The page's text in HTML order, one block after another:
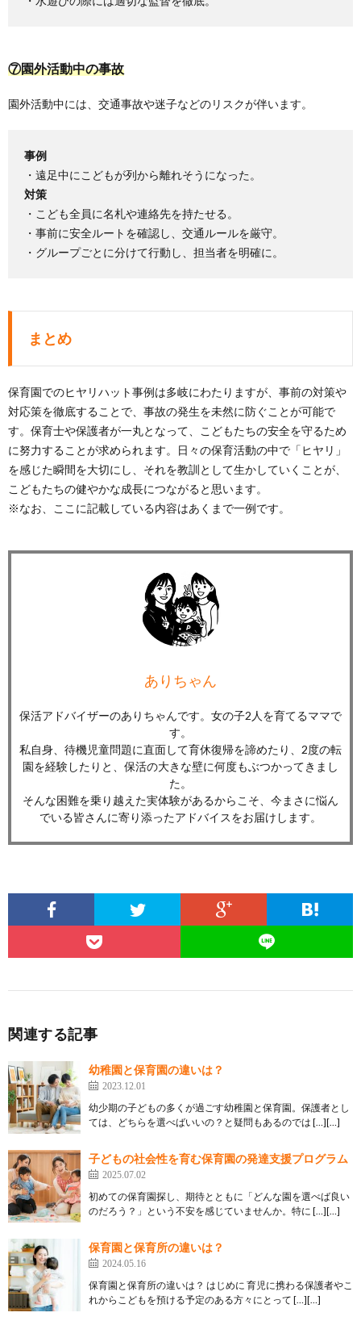
⑦園外活動中の事故
園外活動中には、交通事故や迷子などのリスクが伴います。
事例
・遠足中にこどもが列から離れそうになった。
対策
・こども全員に名札や連絡先を持たせる。
・事前に安全ルートを確認し、交通ルールを厳守。
・グループごとに分けて行動し、担当者を明確に。
まとめ
保育園でのヒヤリハット事例は多岐にわたりますが、事前の対策や
対応策を徹底することで、事故の発生を未然に防ぐことが可能で
す。保育士や保護者が一丸となって、こどもたちの安全を守るため
に努力することが求められます。日々の保育活動の中で「ヒヤリ」
を感じた瞬間を大切にし、それを教訓として生かしていくことが、
こどもたちの健やかな成長につながると思います。
※なお、ここに記載している内容はあくまで一例です。
ありちゃん
保活アドバイザーのありちゃんです。女の子2人を育てるママで
す。
私自身、待機児童問題に直面して育休復帰を諦めたり、2度の転
園を経験したりと、保活の大きな壁に何度もぶつかってきまし
た。
そんな困難を乗り越えた実体験があるからこそ、今まさに悩ん
でいる皆さんに寄り添ったアドバイスをお届けします。
関連する記事
幼稚園と保育園の違いは？
2023.12.01
幼少期の子どもの多くが過ごす幼稚園と保育園。保護者とし
ては、どちらを選べばいいの？と疑問もあるのでは […][…]
子どもの社会性を育む保育園の発達支援プログラム
2025.07.02
初めての保育園探し、期待とともに「どんな園を選べば良い
のだろう？」という不安を感じていませんか。特に […][…]
保育園と保育所の違いは？
2024.05.16
保育園と保育所の違いは？ はじめに 育児に携わる保護者やこ
れからこどもを預ける予定のある方々にとって […][…]